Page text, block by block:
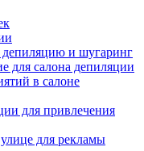
депиляцию и шугаринг
для салона депиляции
в салоне
для привлечения
для рекламы